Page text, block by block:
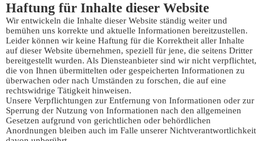
Haftung für Inhalte dieser Website
Wir entwickeln die Inhalte dieser Website ständig weiter und
bemühen uns korrekte und aktuelle Informationen bereitzustellen.
Leider können wir keine Haftung für die Korrektheit aller Inhalte
auf dieser Website übernehmen, speziell für jene, die seitens Dritter
bereitgestellt wurden. Als Diensteanbieter sind wir nicht verpflichtet,
die von Ihnen übermittelten oder gespeicherten Informationen zu
überwachen oder nach Umständen zu forschen, die auf eine
rechtswidrige Tätigkeit hinweisen.
Unsere Verpflichtungen zur Entfernung von Informationen oder zur
Sperrung der Nutzung von Informationen nach den allgemeinen
Gesetzen aufgrund von gerichtlichen oder behördlichen
Anordnungen bleiben auch im Falle unserer Nichtverantwortlichkeit